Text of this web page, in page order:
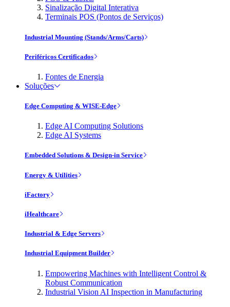
Sinalização Digital Interativa
Terminais POS (Pontos de Serviços)
Industrial Mounting (Stands/Arms/Carts)
Periféricos Certificados
Fontes de Energia
Soluções
Edge Computing & WISE-Edge
Edge AI Computing Solutions
Edge AI Systems
Embedded Solutions & Design-in Service
Energy & Utilities
iFactory
iHealthcare
Industrial & Edge Servers
Industrial Equipment Builder
Empowering Machines with Intelligent Control &
Robust Communication
Industrial Vision AI Inspection in Manufacturing